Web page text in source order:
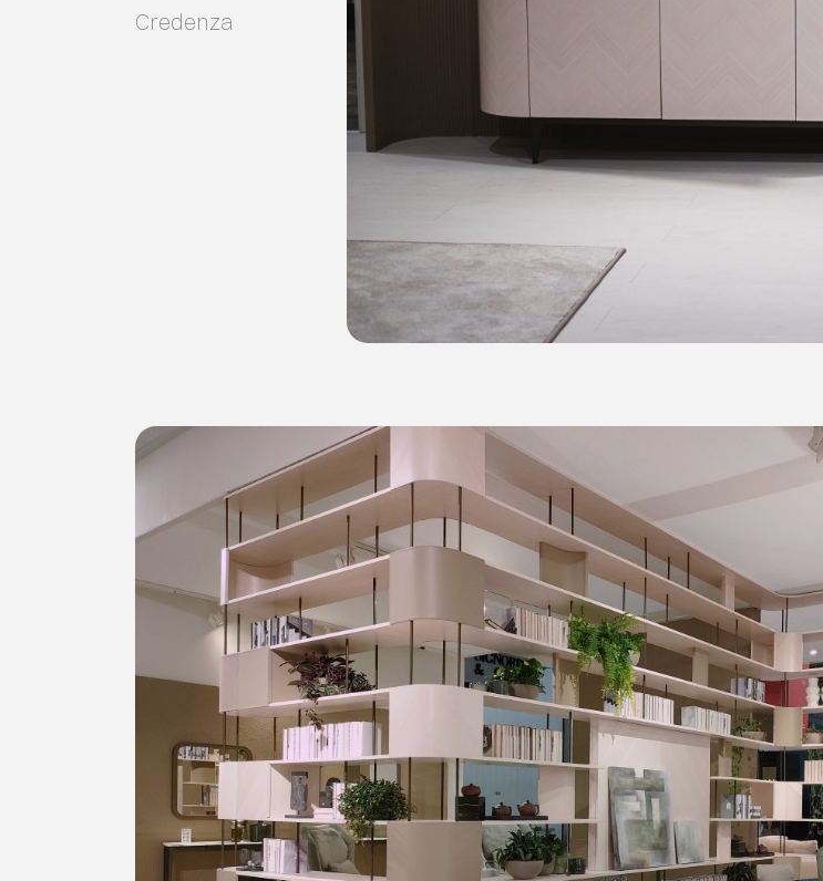
Credenza